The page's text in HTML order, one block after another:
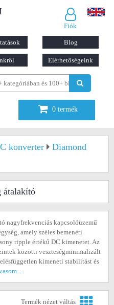
Fiók
Blog
Elérhetőségeink
0 termék
konverter
Diamond
átalakító
nagyfrekvenciás kapcsolóüzemű
amely széles bemeneti
ripple értékű DC kimenetet. Az
közötti veszteségminimalizált
kimeneti stabilitást és
Termék nézet váltás